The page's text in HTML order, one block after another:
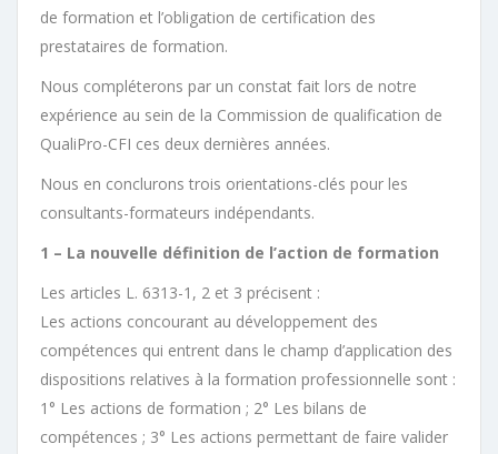
de formation et l’obligation de certification des
prestataires de formation.
Nous compléterons par un constat fait lors de notre
expérience au sein de la Commission de qualification de
QualiPro-CFI ces deux dernières années.
Nous en conclurons trois orientations-clés pour les
consultants-formateurs indépendants.
1 – La nouvelle définition de l’action de formation
Les articles L. 6313-1, 2 et 3 précisent :
Les actions concourant au développement des
compétences qui entrent dans le champ d’application des
dispositions relatives à la formation professionnelle sont :
1° Les actions de formation ; 2° Les bilans de
compétences ; 3° Les actions permettant de faire valider